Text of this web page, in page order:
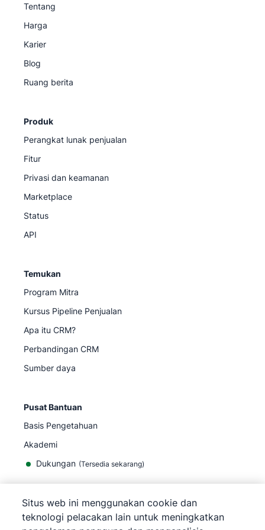
Tentang
Harga
Karier
Blog
Ruang berita
Produk
Perangkat lunak penjualan
Fitur
Privasi dan keamanan
Marketplace
Status
API
Temukan
Program Mitra
Kursus Pipeline Penjualan
Apa itu CRM?
Perbandingan CRM
Sumber daya
Pusat Bantuan
Basis Pengetahuan
Akademi
Dukungan (Tersedia sekarang)
Situs web ini menggunakan cookie dan
teknologi pelacakan lain untuk meningkatkan